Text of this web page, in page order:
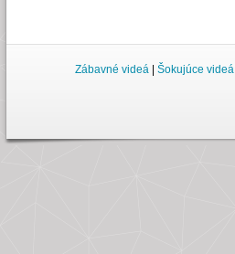
Zábavné videá | Šokujúce videá